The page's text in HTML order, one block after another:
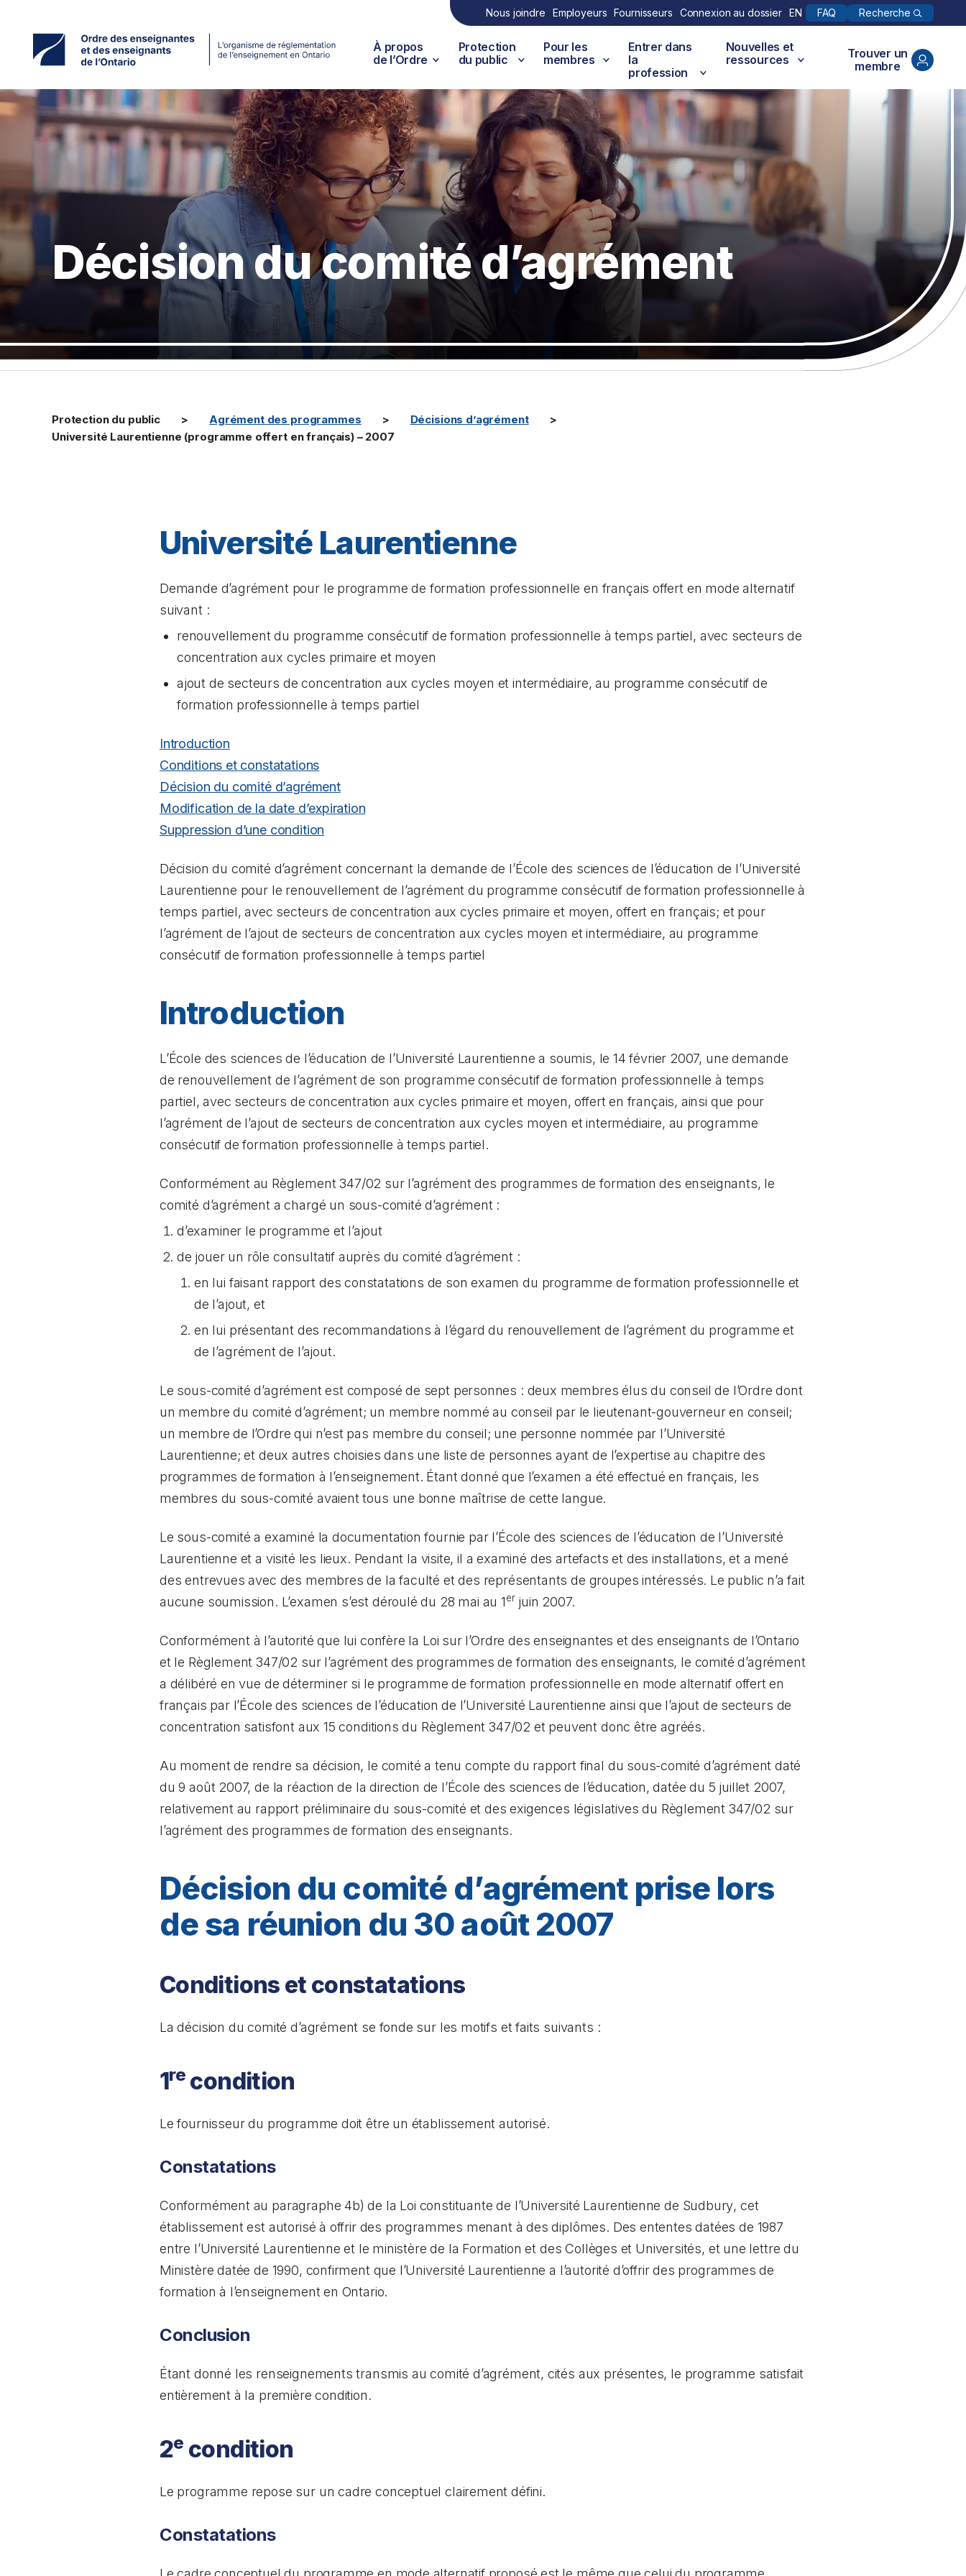
contenu
principal
Nous joindre Employeurs Fournisseurs Connexion au dossier EN FAQ Recherche
À propos
de l’Ordre
Protection
du public
Pour les
membres
Entrer dans
la
profession
Nouvelles et
ressources
Trouver un
membre
Décision du comité d’agrément
Protection du public Agrément des programmes
Décisions d’agrément
Université Laurentienne (programme offert en français) – 2007
Université Laurentienne
Demande d’agrément pour le programme de formation professionnelle en français offert en mode alternatif
suivant :
renouvellement du programme consécutif de formation professionnelle à temps partiel, avec secteurs de
concentration aux cycles primaire et moyen
ajout de secteurs de concentration aux cycles moyen et intermédiaire, au programme consécutif de
formation professionnelle à temps partiel
Introduction
Conditions et constatations
Décision du comité d’agrément
Modification de la date d’expiration
Suppression d’une condition
Décision du comité d’agrément concernant la demande de l’École des sciences de l’éducation de l’Université
Laurentienne pour le renouvellement de l’agrément du programme consécutif de formation professionnelle à
temps partiel, avec secteurs de concentration aux cycles primaire et moyen, offert en français; et pour
l’agrément de l’ajout de secteurs de concentration aux cycles moyen et intermédiaire, au programme
consécutif de formation professionnelle à temps partiel
Introduction
L’École des sciences de l’éducation de l’Université Laurentienne a soumis, le 14 février 2007, une demande
de renouvellement de l’agrément de son programme consécutif de formation professionnelle à temps
partiel, avec secteurs de concentration aux cycles primaire et moyen, offert en français, ainsi que pour
l’agrément de l’ajout de secteurs de concentration aux cycles moyen et intermédiaire, au programme
consécutif de formation professionnelle à temps partiel.
Conformément au Règlement 347/02 sur l’agrément des programmes de formation des enseignants, le
comité d’agrément a chargé un sous-comité d’agrément :
d’examiner le programme et l’ajout
de jouer un rôle consultatif auprès du comité d’agrément :
en lui faisant rapport des constatations de son examen du programme de formation professionnelle et
de l’ajout, et
en lui présentant des recommandations à l’égard du renouvellement de l’agrément du programme et
de l’agrément de l’ajout.
Le sous-comité d’agrément est composé de sept personnes : deux membres élus du conseil de l’Ordre dont
un membre du comité d’agrément; un membre nommé au conseil par le lieutenant-gouverneur en conseil;
un membre de l’Ordre qui n’est pas membre du conseil; une personne nommée par l’Université
Laurentienne; et deux autres choisies dans une liste de personnes ayant de l’expertise au chapitre des
programmes de formation à l’enseignement. Étant donné que l’examen a été effectué en français, les
membres du sous-comité avaient tous une bonne maîtrise de cette langue.
Le sous-comité a examiné la documentation fournie par l’École des sciences de l’éducation de l’Université
Laurentienne et a visité les lieux. Pendant la visite, il a examiné des artefacts et des installations, et a mené
des entrevues avec des membres de la faculté et des représentants de groupes intéressés. Le public n’a fait
aucune soumission. L’examen s’est déroulé du 28 mai au 1er juin 2007.
Conformément à l’autorité que lui confère la Loi sur l’Ordre des enseignantes et des enseignants de l’Ontario
et le Règlement 347/02 sur l’agrément des programmes de formation des enseignants, le comité d’agrément
a délibéré en vue de déterminer si le programme de formation professionnelle en mode alternatif offert en
français par l’École des sciences de l’éducation de l’Université Laurentienne ainsi que l’ajout de secteurs de
concentration satisfont aux 15 conditions du Règlement 347/02 et peuvent donc être agréés.
Au moment de rendre sa décision, le comité a tenu compte du rapport final du sous-comité d’agrément daté
du 9 août 2007, de la réaction de la direction de l’École des sciences de l’éducation, datée du 5 juillet 2007,
relativement au rapport préliminaire du sous-comité et des exigences législatives du Règlement 347/02 sur
l’agrément des programmes de formation des enseignants.
Décision du comité d’agrément prise lors
de sa réunion du 30 août 2007
Conditions et constatations
La décision du comité d’agrément se fonde sur les motifs et faits suivants :
1re condition
Le fournisseur du programme doit être un établissement autorisé.
Constatations
Conformément au paragraphe 4b) de la Loi constituante de l’Université Laurentienne de Sudbury, cet
établissement est autorisé à offrir des programmes menant à des diplômes. Des ententes datées de 1987
entre l’Université Laurentienne et le ministère de la Formation et des Collèges et Universités, et une lettre du
Ministère datée de 1990, confirment que l’Université Laurentienne a l’autorité d’offrir des programmes de
formation à l’enseignement en Ontario.
Conclusion
Étant donné les renseignements transmis au comité d’agrément, cités aux présentes, le programme satisfait
entièrement à la première condition.
2e condition
Le programme repose sur un cadre conceptuel clairement défini.
Constatations